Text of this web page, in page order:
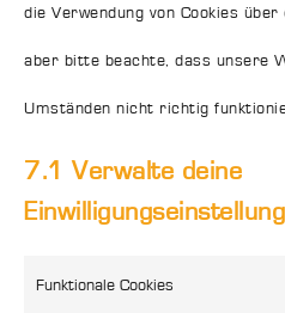
die Verwendung von Cookies
aber bitte beachte, dass unsere
Umständen nicht richtig
7.1 Verwalte deine
Funktionale Cookies